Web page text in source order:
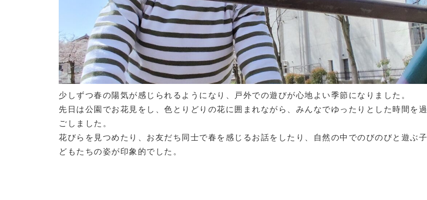
少しずつ春の陽気が感じられるようになり、戸外での遊びが心地よい季節になりました。
先日は公園でお花見をし、色とりどりの花に囲まれながら、みんなでゆったりとした時間を過
ごしました。
花びらを見つめたり、お友だち同士で春を感じるお話をしたり、自然の中でのびのびと遊ぶ子
どもたちの姿が印象的でした。